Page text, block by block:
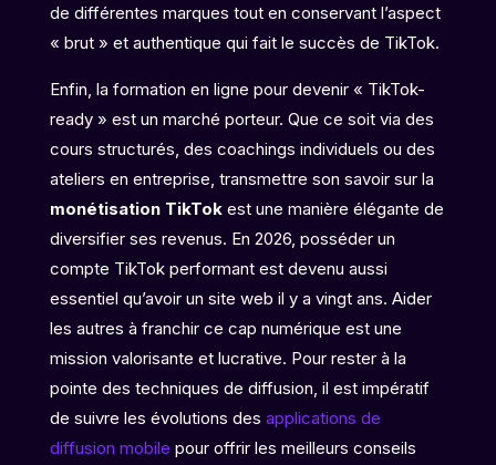
de différentes marques tout en conservant l’aspect
« brut » et authentique qui fait le succès de TikTok.
Enfin, la formation en ligne pour devenir « TikTok-
ready » est un marché porteur. Que ce soit via des
cours structurés, des coachings individuels ou des
ateliers en entreprise, transmettre son savoir sur la
monétisation TikTokest une manière élégante de
diversifier ses revenus. En 2026, posséder un
compte TikTok performant est devenu aussi
essentiel qu’avoir un site web il y a vingt ans. Aider
les autres à franchir ce cap numérique est une
mission valorisante et lucrative. Pour rester à la
pointe des techniques de diffusion, il est impératif
de suivre les évolutions des applications de
diffusion mobile pour offrir les meilleurs conseils